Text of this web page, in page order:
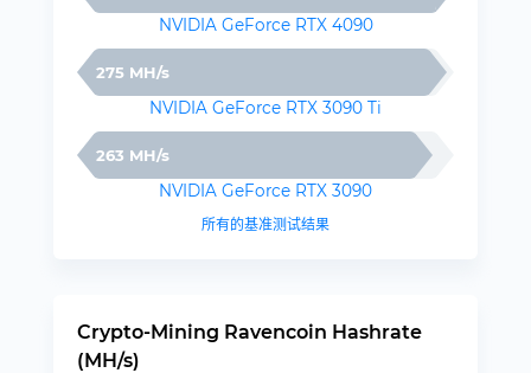
NVIDIA GeForce RTX 4090
275 MH/s
NVIDIA GeForce RTX 3090 Ti
263 MH/s
NVIDIA GeForce RTX 3090
所有的基准测试结果
Crypto-Mining Ravencoin Hashrate
(MH/s)